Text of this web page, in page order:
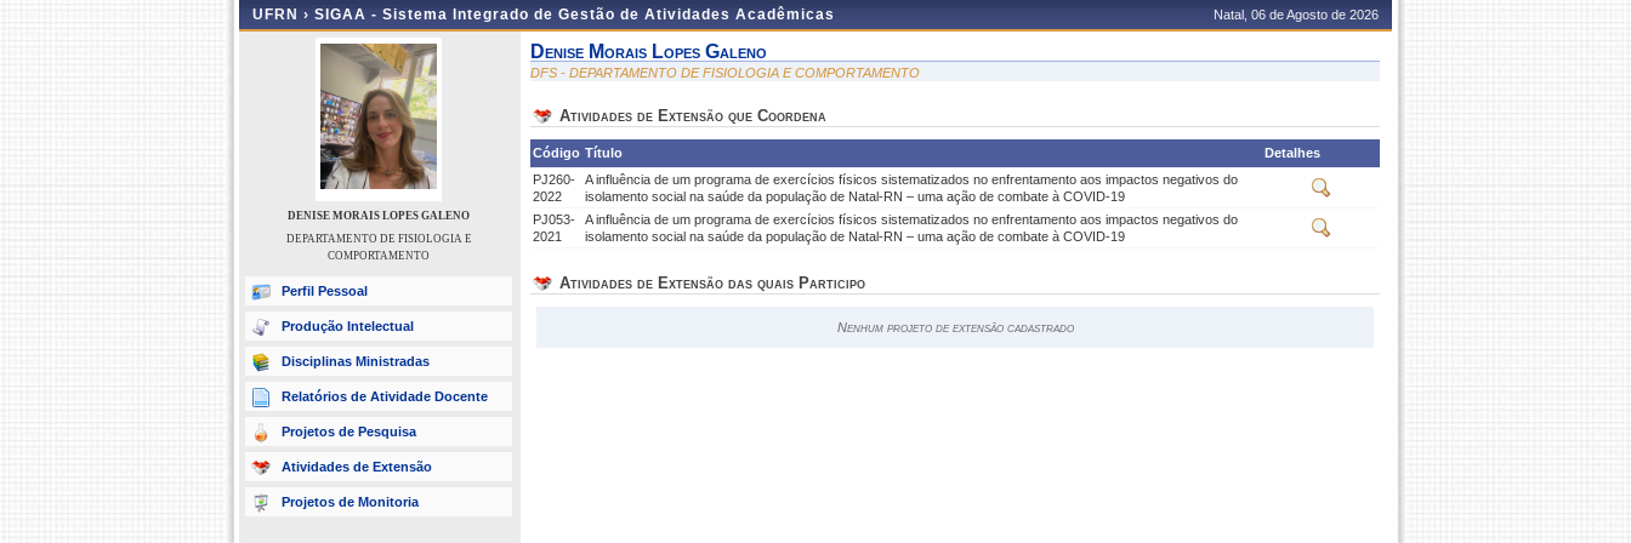
UFRN › SIGAA - Sistema Integrado de Gestão de Atividades Acadêmicas Natal, 06 de Agosto de 2026
DENISE MORAIS LOPES GALENO
DEPARTAMENTO DE FISIOLOGIA E
COMPORTAMENTO
Perfil Pessoal
Produção Intelectual
Disciplinas Ministradas
Relatórios de Atividade Docente
Projetos de Pesquisa
Atividades de Extensão
Projetos de Monitoria
Denise Morais Lopes Galeno
DFS - DEPARTAMENTO DE FISIOLOGIA E COMPORTAMENTO
Atividades de Extensão que Coordena
Código Título
Detalhes
PJ260-
2022
A influência de um programa de exercícios físicos sistematizados no enfrentamento aos impactos negativos do
isolamento social na saúde da população de Natal-RN – uma ação de combate à COVID-19
PJ053-
2021
A influência de um programa de exercícios físicos sistematizados no enfrentamento aos impactos negativos do
isolamento social na saúde da população de Natal-RN – uma ação de combate à COVID-19
Atividades de Extensão das quais Participo
Nenhum projeto de extensão cadastrado